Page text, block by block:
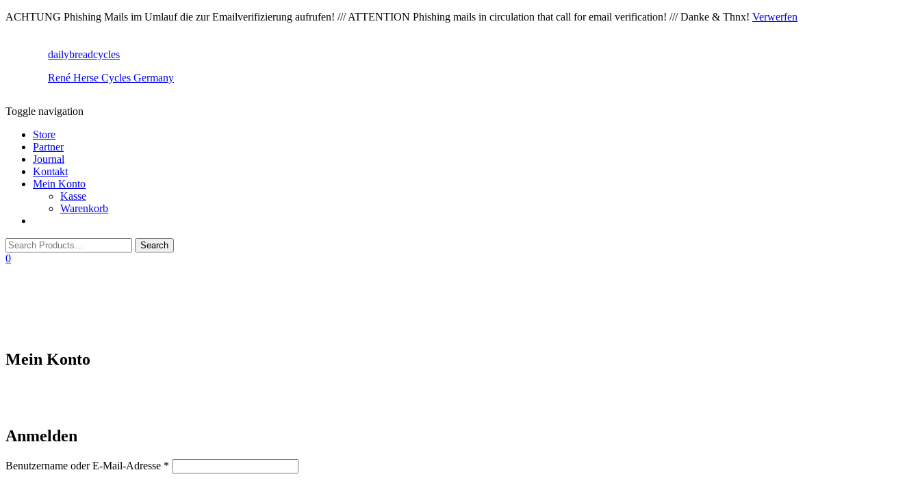
ACHTUNG Phishing Mails im Umlauf die zur Emailverifizierung aufrufen! /// ATTENTION Phishing mails in circulation that call for email verification! /// Danke & Thnx! Verwerfen
dailybreadcycles
René Herse Cycles Germany
Toggle navigation
Store
Partner
Journal
Kontakt
Mein Konto
Kasse
Warenkorb
0
Mein Konto
Anmelden
Benutzername oder E-Mail-Adresse *